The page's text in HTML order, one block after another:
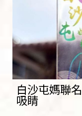
白沙屯媽聯
吸睛